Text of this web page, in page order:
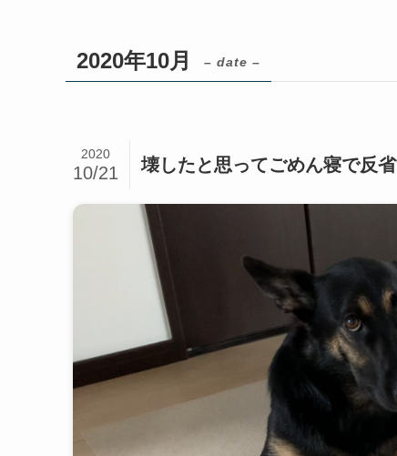
2020年10月 – date –
壊したと思ってごめん寝で反
2020
10/21